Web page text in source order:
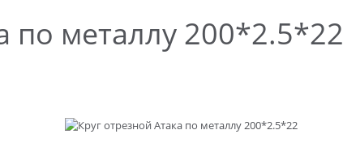
по металлу 200*2.5*22